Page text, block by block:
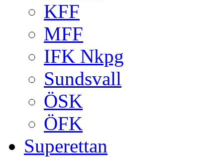
KFF
MFF
IFK Nkpg
Sundsvall
ÖSK
ÖFK
Superettan